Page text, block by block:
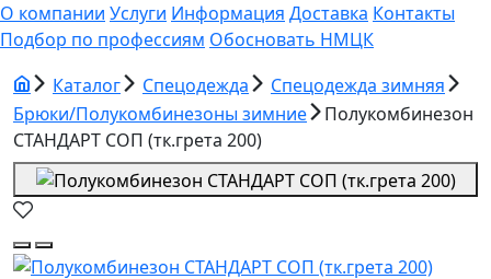
О компании Услуги Информация Доставка Контакты
Подбор по профессиям Обосновать НМЦК
Каталог
Спецодежда
Спецодежда зимняя
Брюки/Полукомбинезоны зимние
Полукомбинезон
СТАНДАРТ СОП (тк.грета 200)